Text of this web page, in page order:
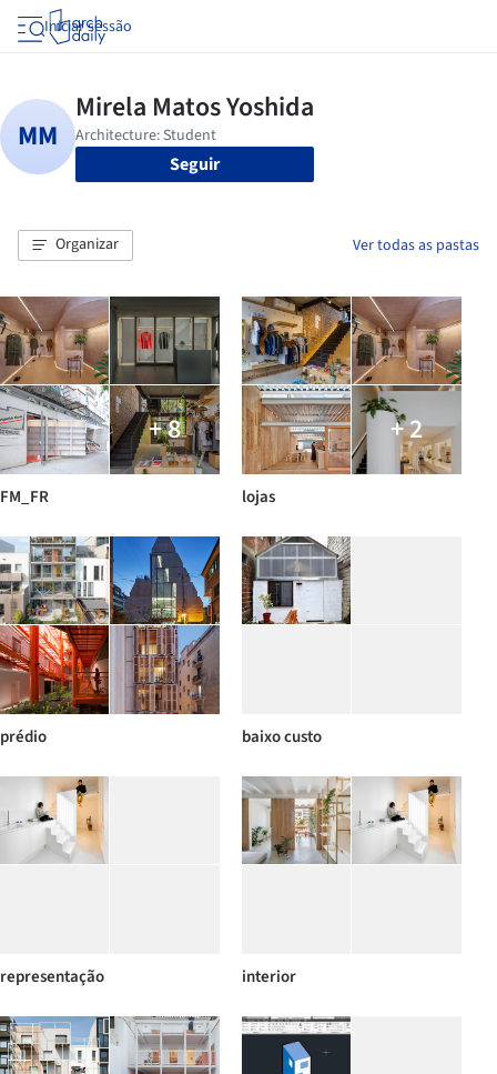
Iniciar sessão
Seguir
Organizar Ver todas as pastas
+ 8
FM_FR
+ 2
lojas
prédio baixo custo
representação interior